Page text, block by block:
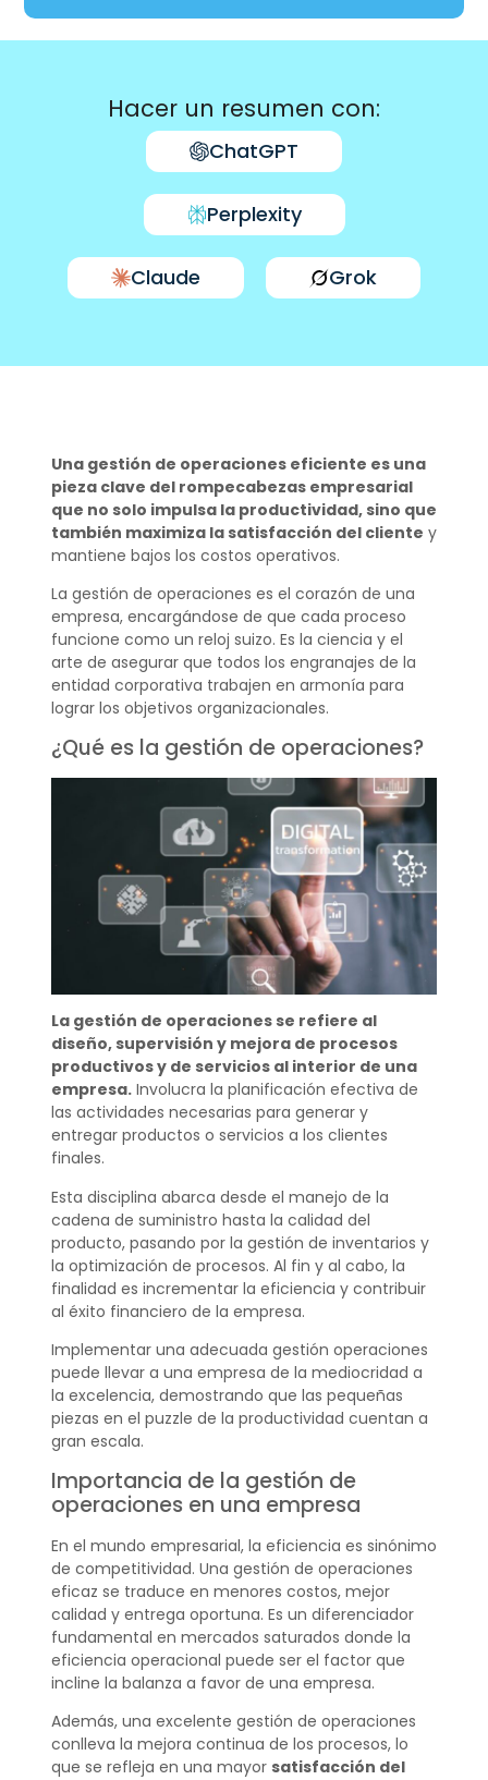
Hacer un resumen con:
ChatGPT
Perplexity
Claude Grok
Una gestión de operaciones eficiente es una
pieza clave del rompecabezas empresarial
que no solo impulsa la productividad, sino que
también maximiza la satisfacción del cliente y
mantiene bajos los costos operativos.
La gestión de operaciones es el corazón de una
empresa, encargándose de que cada proceso
funcione como un reloj suizo. Es la ciencia y el
arte de asegurar que todos los engranajes de la
entidad corporativa trabajen en armonía para
lograr los objetivos organizacionales.
¿Qué es la gestión de operaciones?
La gestión de operaciones se refiere al
diseño, supervisión y mejora de procesos
productivos y de servicios al interior de una
empresa.Involucra la planificación efectiva de
las actividades necesarias para generar y
entregar productos o servicios a los clientes
finales.
Esta disciplina abarca desde el manejo de la
cadena de suministro hasta la calidad del
producto, pasando por la gestión de inventarios y
la optimización de procesos. Al fin y al cabo, la
finalidad es incrementar la eficiencia y contribuir
al éxito financiero de la empresa.
Implementar una adecuada gestión operaciones
puede llevar a una empresa de la mediocridad a
la excelencia, demostrando que las pequeñas
piezas en el puzzle de la productividad cuentan a
gran escala.
Importancia de la gestión de
operaciones en una empresa
En el mundo empresarial, la eficiencia es sinónimo
de competitividad. Una gestión de operaciones
eficaz se traduce en menores costos, mejor
calidad y entrega oportuna. Es un diferenciador
fundamental en mercados saturados donde la
eficiencia operacional puede ser el factor que
incline la balanza a favor de una empresa.
Además, una excelente gestión de operaciones
conlleva la mejora continua de los procesos, lo
que se refleja en una mayor satisfacción del